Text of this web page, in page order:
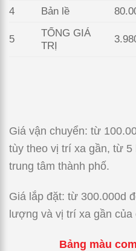
4 Bản lề
5
TỔNG GIÁ
TRỊ
Giá vận chuyển: từ
tùy theo vị trí xa gần, từ
trung tâm thành phố.
Giá lắp đặt: từ 300.000d
lượng và vị trí xa gần của
Bảng màu